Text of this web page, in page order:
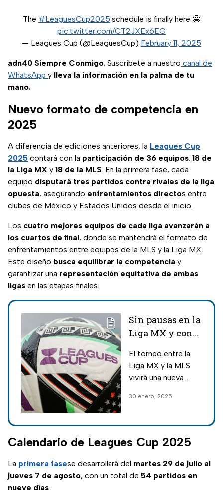
The #LeaguesCup2025 schedule is finally here 🤩
pic.twitter.com/CT2JXEx6EG
— Leagues Cup (@LeaguesCup) February 11, 2025
adn40 Siempre Conmigo. Suscríbete a nuestro canal de
WhatsApp y lleva la información en la palma de tu
mano.
Nuevo formato de competencia en
2025
A diferencia de ediciones anteriores, la Leagues Cup
2025 contará con la participación de 36 equipos: 18 de
la Liga MX y 18 de la MLS. En la primera fase, cada
equipo disputará tres partidos contra rivales de la liga
opuesta, asegurando enfrentamientos directos entre
clubes de México y Estados Unidos desde el inicio.
Los cuatro mejores equipos de cada liga avanzarán a
los cuartos de final, donde se mantendrá el formato de
enfrentamientos entre equipos de la MLS y la Liga MX.
Este diseño busca equilibrar la competencia y
garantizar una representación equitativa de ambas
ligas en las etapas finales.
Sin pausas en la
Liga MX y con
Leagues Cup
anuncia nuevo
2025
El torneo entre la
Liga MX y la MLS
vivirá una nueva
cómo jugarán los 36
consagrarse como
el mejor de
Concacaf.
30 enero, 2025
Calendario de Leagues Cup 2025
La primera fasese desarrollará del martes 29 de julio al
jueves 7 de agosto, con un total de 54 partidos en
nueve días.